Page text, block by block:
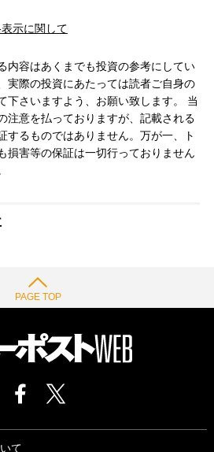
示に関して
内容はあくまでも投資の参考にしてい
実際の投資にあたっては読者ご自身の
下さいますよう、お願い致します。 当
注意を払っておりますが、記載される
するものではありません。万が一、ト
損害等の保証は一切行っておりません
PAGE TOP
て